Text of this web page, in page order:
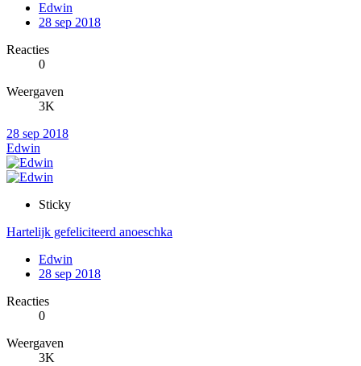
Edwin
28 sep 2018
Reacties
0
Weergaven
3K
28 sep 2018
Edwin
Sticky
Hartelijk gefeliciteerd anoeschka
Edwin
28 sep 2018
Reacties
0
Weergaven
3K